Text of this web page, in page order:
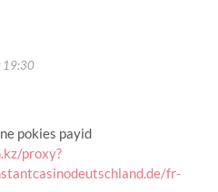
pokies payid
proxy?
fr-